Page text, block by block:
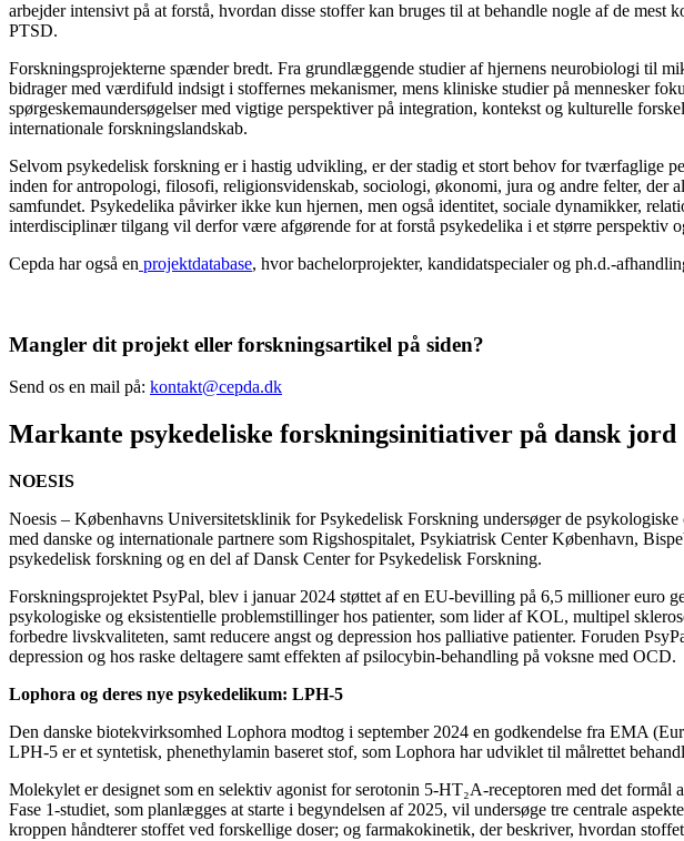
arbejder intensivt på at forstå, hvordan disse stoffer kan bruges til at behandle nogle af de
PTSD.
Forskningsprojekterne spænder bredt. Fra grundlæggende studier af hjernens neurobiologi til
bidrager med værdifuld indsigt i stoffernes mekanismer, mens kliniske studier på mennesker
spørgeskemaundersøgelser med vigtige perspektiver på integration, kontekst og kulturelle
internationale forskningslandskab.
Selvom psykedelisk forskning er i hastig udvikling, er der stadig et stort behov for tværfaglige
inden for antropologi, filosofi, religionsvidenskab, sociologi, økonomi, jura og andre felter, der
samfundet. Psykedelika påvirker ikke kun hjernen, men også identitet, sociale dynamikker,
interdisciplinær tilgang vil derfor være afgørende for at forstå psykedelika i et større perspektiv
Cepda har også en projektdatabase, hvor bachelorprojekter, kandidatspecialer og ph.d.-
Mangler dit projekt eller forskningsartikel på siden?
Send os en mail på: kontakt@cepda.dk
Markante psykedeliske forskningsinitiativer på dansk jord
NOESIS
Noesis – Københavns Universitetsklinik for Psykedelisk Forskning undersøger de
med danske og internationale partnere som Rigshospitalet, Psykiatrisk Center København,
psykedelisk forskning og en del af Dansk Center for Psykedelisk Forskning.
Forskningsprojektet PsyPal, blev i januar 2024 støttet af en EU-bevilling på 6,5 millioner euro
psykologiske og eksistentielle problemstillinger hos patienter, som lider af KOL, multipel
forbedre livskvaliteten, samt reducere angst og depression hos palliative patienter. Foruden
depression og hos raske deltagere samt effekten af psilocybin-behandling på voksne med OCD.
Lophora og deres nye psykedelikum: LPH-5
Den danske biotekvirksomhed Lophora modtog i september 2024 en godkendelse fra EMA
LPH-5 er et syntetisk, phenethylamin baseret stof, som Lophora har udviklet til målrettet
Molekylet er designet som en selektiv agonist for serotonin 5-HT₂A-receptoren med det
Fase 1-studiet, som planlægges at starte i begyndelsen af 2025, vil undersøge tre centrale
kroppen håndterer stoffet ved forskellige doser; og farmakokinetik, der beskriver, hvordan